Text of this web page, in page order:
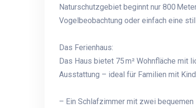
Naturschutzgebiet beginnt nur 800
Vogelbeobachtung oder einfach eine
Das Ferienhaus:
Das Haus bietet 75 m² Wohnfläche mit
Ausstattung – ideal für Familien mit
– Ein Schlafzimmer mit zwei bequemen